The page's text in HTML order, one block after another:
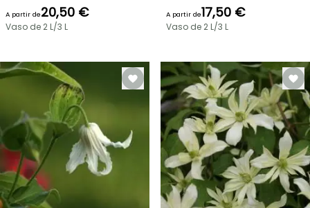
A partir de20,50 €
Vaso de 2 L/3 L
A partir de17,50 €
Vaso de 2 L/3 L